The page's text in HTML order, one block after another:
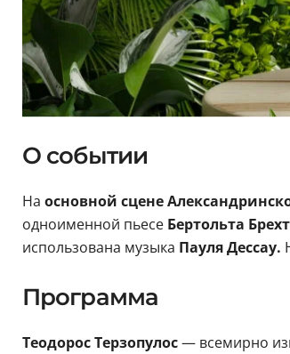
О событии
На основной сцене
одноименной пьесе Бертольта
использована музыка Пауля Дессау.
Программа
Теодорос Терзопулос— всемирно